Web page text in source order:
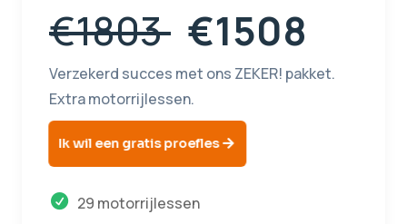
€1803 €1508
Verzekerd succes met ons ZEKER! pakket.
Extra motorrijlessen.
Ik wil een gratis proefles
29 motorrijlessen